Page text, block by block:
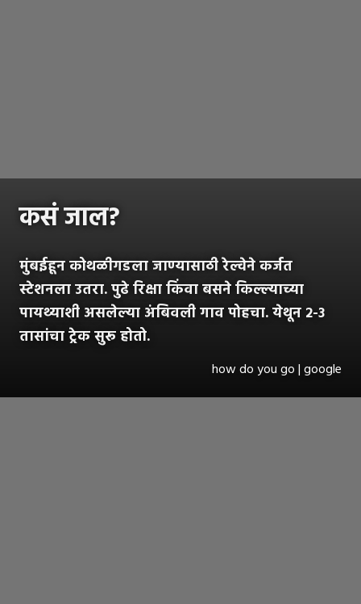
कसं जाल?
मुंबईहून कोथळीगडला जाण्यासाठी रेल्वेने कर्जत
स्टेशनला उतरा. पुढे रिक्षा किंवा बसने किल्ल्याच्या
पायथ्याशी असलेल्या अंबिवली गाव पोहचा. येथून २-३
तासांचा ट्रेक सुरू होतो.
how do you go | google